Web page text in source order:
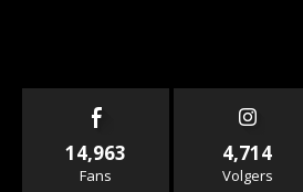
14,963
Fans
4,714
Volgers